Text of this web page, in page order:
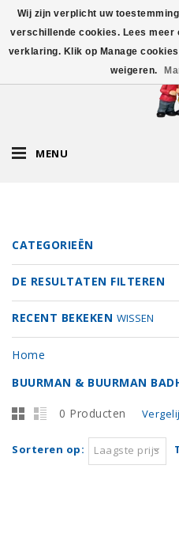
MENU
CATEGORIEËN
DE RESULTATEN FILTEREN
RECENT BEKEKEN WISSEN
Home
BUURMAN & BUURMAN
0 Producten
Sorteren op: Laagste prijs
Wij zijn verplicht uw
verschillende cookies. Lees meer
verklaring. Klik op Manage
weigeren.